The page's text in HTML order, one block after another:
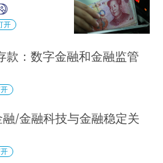
开
款：数字金融和金融监管
/金融科技与金融稳定关